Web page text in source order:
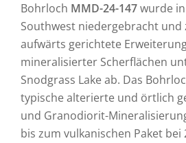
Bohrloch MMD-24-147wurde
Southwest niedergebracht und
aufwärts gerichtete
mineralisierter Scherflächen
Snodgrass Lake ab. Das
typische alterierte und örtlich
und Granodiorit-
bis zum vulkanischen Paket bei